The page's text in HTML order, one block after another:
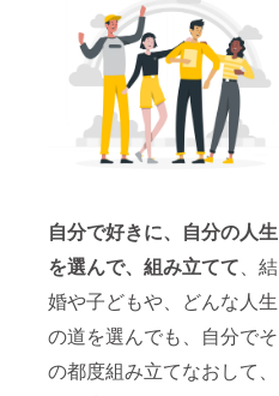
自分で好きに、自分の人生
を選んで、組み立てて、結
婚や子どもや、どんな人生
の道を選んでも、自分でそ
の都度組み立てなおして、